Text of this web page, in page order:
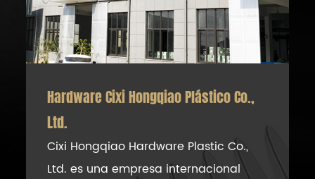
Hardware Cixi Hongqiao Plástico Co.,
Ltd.
Cixi Hongqiao Hardware Plastic Co.,
Ltd. es una empresa internacional